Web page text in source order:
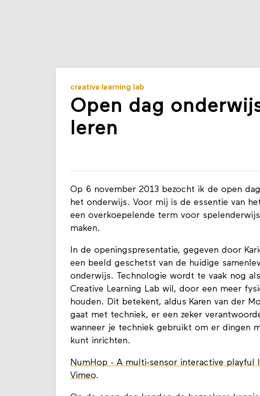
creative learning lab
Open dag
leren
Op 6 november 2013 bezocht ik de open
het onderwijs. Voor mij is de essentie van
een overkoepelende term voor
maken.
In de openingspresentatie, gegeven door
een beeld geschetst van de huidige
onderwijs. Technologie wordt te vaak nog
Creative Learning Lab wil, door een meer
houden. Dit betekent, aldus Karen van der
gaat met techniek, er een zeker
wanneer je techniek gebruikt om er dingen
kunt inrichten.
NumHop - A multi-sensor interactive playful
Vimeo.